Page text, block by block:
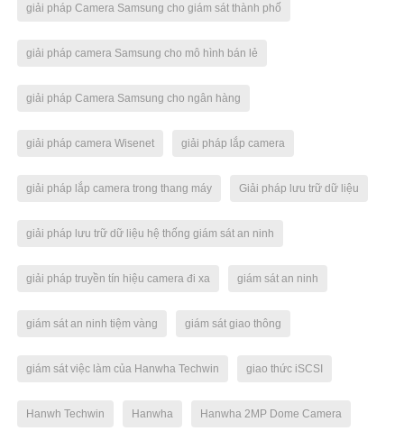
giải pháp Camera Samsung cho giám sát thành phố
giải pháp camera Samsung cho mô hình bán lẻ
giải pháp Camera Samsung cho ngân hàng
giải pháp camera Wisenet giải pháp lắp camera
giải pháp lắp camera trong thang máy Giải pháp lưu trữ dữ liệu
giải pháp lưu trữ dữ liệu hệ thống giám sát an ninh
giải pháp truyền tín hiệu camera đi xa giám sát an ninh
giám sát an ninh tiệm vàng giám sát giao thông
giám sát việc làm của Hanwha Techwin giao thức iSCSI
Hanwh Techwin Hanwha Hanwha 2MP Dome Camera